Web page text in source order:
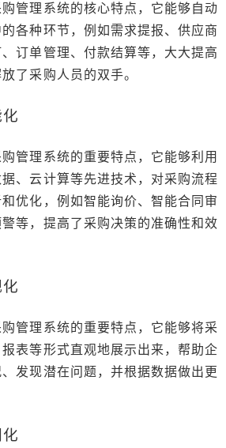
管理系统的核心特点，它能够自动
各种环节，例如需求提报、供应商
订单管理、付款结算等，大大提高
了采购人员的双手。
管理系统的重要特点，它能够利用
、云计算等先进技术，对采购流程
优化，例如智能询价、智能合同审
等，提高了采购决策的准确性和效
管理系统的重要特点，它能够将采
表等形式直观地展示出来，帮助企
发现潜在问题，并根据数据做出更